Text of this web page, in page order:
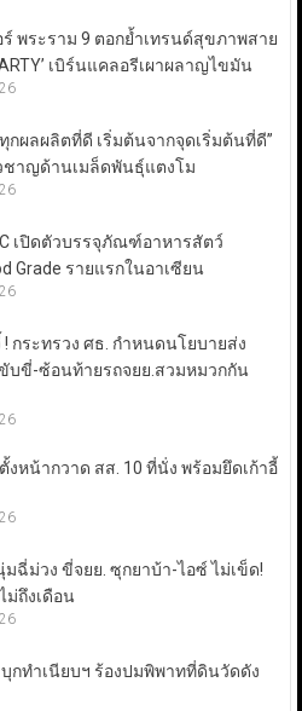
ร์ พระราม 9 ตอกย้ำเทรนด์สุขภาพสาย
เบิร์นแคลอรีเผาผลาญไขมัน
กผลผลิตที่ดี เริ่มต้นจากจุดเริ่มต้นที่ดี”
ชาญด้านเมล็ดพันธุ์แตงโม
เปิดตัวบรรจุภัณฑ์อาหารสัตว์
Grade รายแรกในอาเซียน
! กระทรวง ศธ. กำหนดนโยบายส่ง
ขับขี่-ซ้อนท้ายรถจยย.สวมหมวกกัน
งหน้ากวาด สส. 10 ที่นั่ง พร้อมยึดเก้าอี้
ฉี่ม่วง ขี่จยย. ซุกยาบ้า-ไอซ์ ไม่เข็ด!
ม่ถึงเดือน
กทำเนียบฯ ร้องปมพิพาทที่ดินวัดดัง